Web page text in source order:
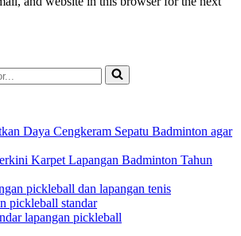
Daya Cengkeram Sepatu Badminton agar
Karpet Lapangan Badminton Tahun
pickleball dan lapangan tenis
pickleball standar
lapangan pickleball